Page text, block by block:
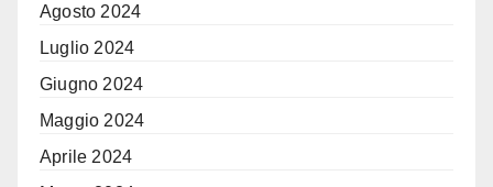
Agosto 2024
Luglio 2024
Giugno 2024
Maggio 2024
Aprile 2024